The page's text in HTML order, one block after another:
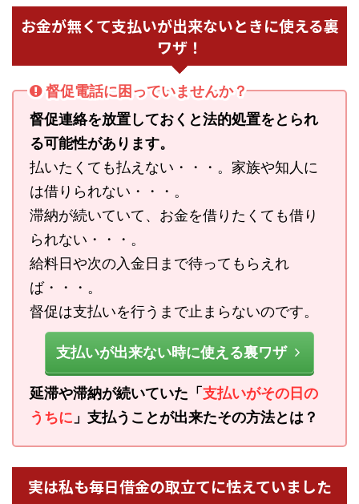
お金が無くて支払いが出来ないときに使える裏
ワザ！
督促電話に困っていませんか？
督促連絡を放置しておくと法的処置をとられ
る可能性があります。
払いたくても払えない・・・。家族や知人に
は借りられない・・・。
滞納が続いていて、お金を借りたくても借り
られない・・・。
給料日や次の入金日まで待ってもらえれ
ば・・・。
督促は支払いを行うまで止まらないのです。
支払いが出来ない時に使える裏ワザ
延滞や滞納が続いていた「 支払いがその日の
うちに 」支払うことが出来たその方法とは？
実は私も毎日借金の取立てに怯えていました